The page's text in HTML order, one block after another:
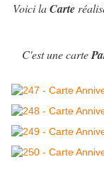
Voici laCarte
C'est une carte